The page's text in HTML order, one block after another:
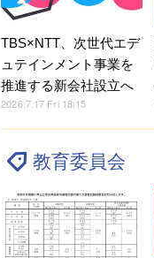
TBS×NTT、次世代エデ
ュテインメント事業を
推進する新会社設立へ
2026.7.17 Fri 18:15
教育委員会